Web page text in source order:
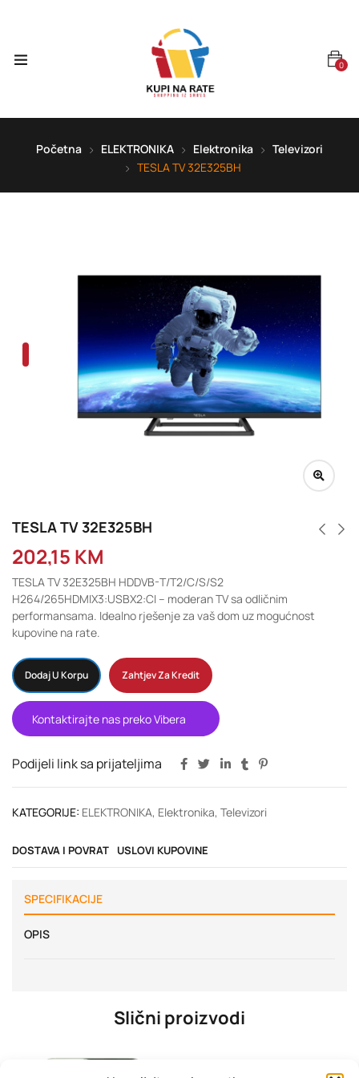
0
Početna ELEKTRONIKA Elektronika
Televizori
TESLA TV 32E325BH
TESLA TV 32E325BH
202,15 KM
TESLA TV 32E325BH HDDVB-T/T2/C/S/S2
H264/265HDMIX3:USBX2:CI – moderan TV sa odličnim
performansama. Idealno rješenje za vaš dom uz mogućnost
kupovine na rate.
Dodaj U Korpu Zahtjev Za Kredit
Kontaktirajte nas preko Vibera
Podijeli link sa prijateljima
KATEGORIJE: ELEKTRONIKA, Elektronika, Televizori
DOSTAVA I POVRAT USLOVI KUPOVINE
SPECIFIKACIJE
OPIS
Slični proizvodi